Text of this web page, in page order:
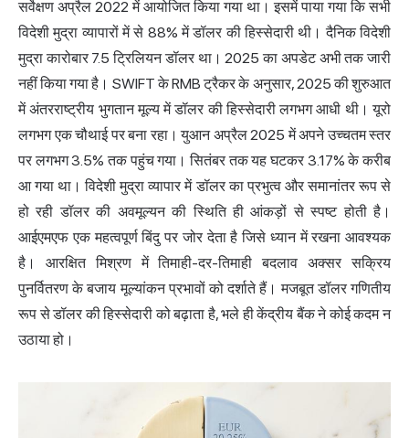
सर्वेक्षण अप्रैल 2022 में आयोजित किया गया था। इसमें पाया गया कि सभी
विदेशी मुद्रा व्यापारों में से 88% में डॉलर की हिस्सेदारी थी। दैनिक विदेशी
मुद्रा कारोबार 7.5 ट्रिलियन डॉलर था। 2025 का अपडेट अभी तक जारी
नहीं किया गया है। SWIFT के RMB ट्रैकर के अनुसार, 2025 की शुरुआत
में अंतरराष्ट्रीय भुगतान मूल्य में डॉलर की हिस्सेदारी लगभग आधी थी। यूरो
लगभग एक चौथाई पर बना रहा। युआन अप्रैल 2025 में अपने उच्चतम स्तर
पर लगभग 3.5% तक पहुंच गया। सितंबर तक यह घटकर 3.17% के करीब
आ गया था। विदेशी मुद्रा व्यापार में डॉलर का प्रभुत्व और समानांतर रूप से
हो रही डॉलर की अवमूल्यन की स्थिति ही आंकड़ों से स्पष्ट होती है।
आईएमएफ एक महत्वपूर्ण बिंदु पर जोर देता है जिसे ध्यान में रखना आवश्यक
है। आरक्षित मिश्रण में तिमाही-दर-तिमाही बदलाव अक्सर सक्रिय
पुनर्वितरण के बजाय मूल्यांकन प्रभावों को दर्शाते हैं। मजबूत डॉलर गणितीय
रूप से डॉलर की हिस्सेदारी को बढ़ाता है, भले ही केंद्रीय बैंक ने कोई कदम न
उठाया हो।